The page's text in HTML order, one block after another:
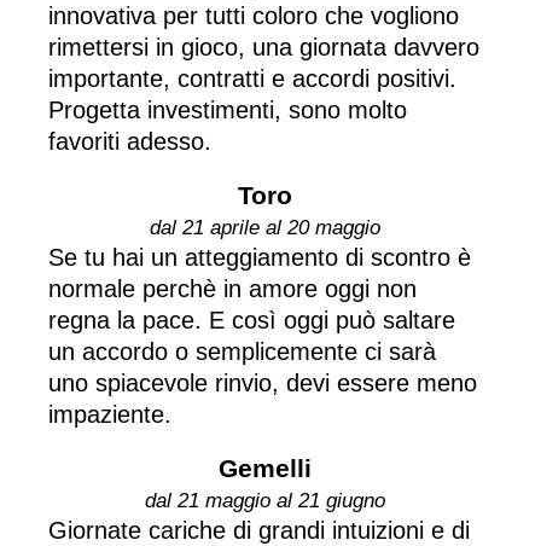
innovativa per tutti coloro che vogliono
rimettersi in gioco, una giornata davvero
importante, contratti e accordi positivi.
Progetta investimenti, sono molto
favoriti adesso.
Toro
dal 21 aprile al 20 maggio
Se tu hai un atteggiamento di scontro è
normale perchè in amore oggi non
regna la pace. E così oggi può saltare
un accordo o semplicemente ci sarà
uno spiacevole rinvio, devi essere meno
impaziente.
Gemelli
dal 21 maggio al 21 giugno
Giornate cariche di grandi intuizioni e di